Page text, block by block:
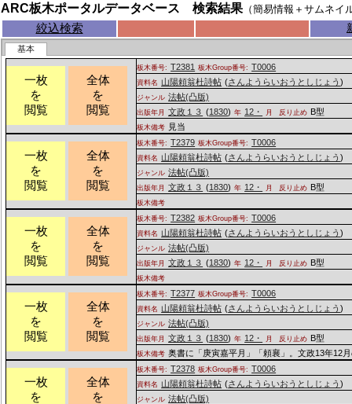
ARC板木ポータルデータベース 検索結果（簡易情報＋サムネイ
絞込検索
基本
一枚
を
閲覧
全体
を
閲覧
板木番号: T2381 板木Group番号: T0006
資料名 山陽頼翁杜詩帖 (さんようらいおうとしじょう)
ジャンル 法帖(凸版)
出版年月 文政１３ (1830) 年 12・ 月 反り止め B型
板木備考 見当
一枚
を
閲覧
全体
を
閲覧
板木番号: T2379 板木Group番号: T0006
資料名 山陽頼翁杜詩帖 (さんようらいおうとしじょう)
ジャンル 法帖(凸版)
出版年月 文政１３ (1830) 年 12・ 月 反り止め B型
板木備考
一枚
を
閲覧
全体
を
閲覧
板木番号: T2382 板木Group番号: T0006
資料名 山陽頼翁杜詩帖 (さんようらいおうとしじょう)
ジャンル 法帖(凸版)
出版年月 文政１３ (1830) 年 12・ 月 反り止め B型
板木備考
一枚
を
閲覧
全体
を
閲覧
板木番号: T2377 板木Group番号: T0006
資料名 山陽頼翁杜詩帖 (さんようらいおうとしじょう)
ジャンル 法帖(凸版)
出版年月 文政１３ (1830) 年 12・ 月 反り止め B型
板木備考 奥書に「庚寅嘉平月」「頼襄」。文政13年12
一枚
を
全体
を
板木番号: T2378 板木Group番号: T0006
資料名 山陽頼翁杜詩帖 (さんようらいおうとしじょう)
ジャンル 法帖(凸版)